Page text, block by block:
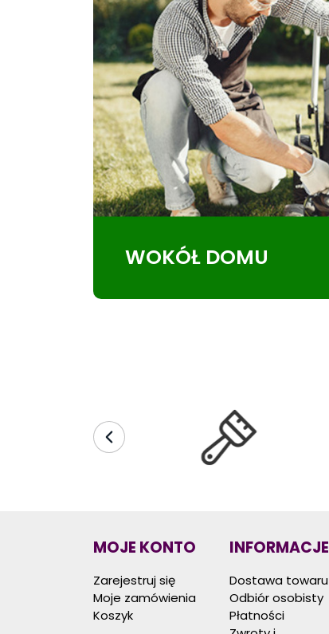
WOKÓŁ DOMU
MOJE KONTO
Zarejestruj się
Moje zamówienia
Koszyk
INFORMACJE
Dostawa towaru
Odbiór osobisty
Płatności